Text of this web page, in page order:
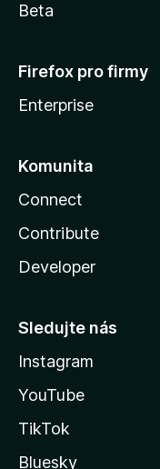
Beta
Firefox pro firmy
Enterprise
Komunita
Connect
Contribute
Developer
Sledujte nás
Instagram
YouTube
TikTok
Bluesky